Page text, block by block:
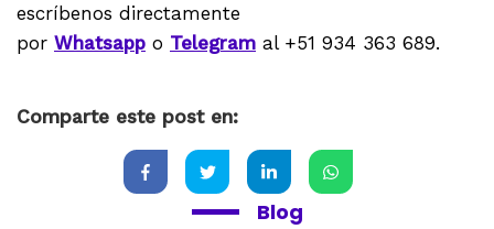
escríbenos directamente
por Whatsapp o Telegram al +51 934 363 689.
Comparte este post en:
Blog